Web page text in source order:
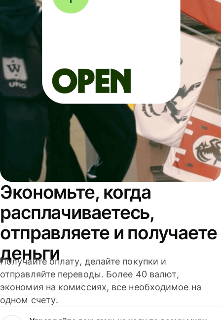
Экономьте, когда
расплачиваетесь,
отправляете и получаете
деньги
Получайте оплату, делайте покупки и
отправляйте переводы. Более 40 валют,
экономия на комиссиях, все необходимое на
одном счету.